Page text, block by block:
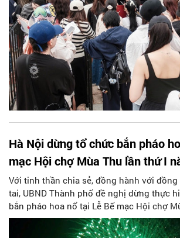
Hà Nội dừng tổ chức bắn pháo
mạc Hội chợ Mùa Thu lần thứ I
Với tinh thần chia sẻ, đồng hành với
tai, UBND Thành phố đề nghị dừng thực
bắn pháo hoa nổ tại Lễ Bế mạc Hội chợ
năm 2025.